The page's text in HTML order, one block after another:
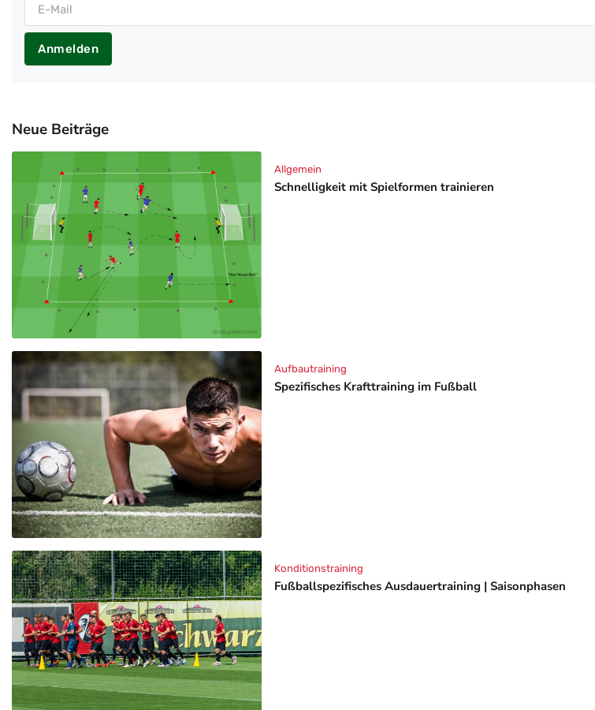
Anmelden
Neue Beiträge
Schnelligkeit mit Spielformen trainieren
Allgemein
Spezifisches Krafttraining im Fußball
Aufbautraining
Fußballspezifisches Ausdauertraining | Saisonphasen
Konditionstraining